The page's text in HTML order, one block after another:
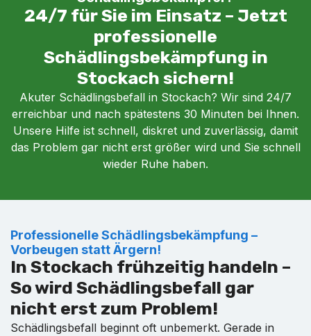
24/7 für Sie im Einsatz – Jetzt
professionelle
Schädlingsbekämpfung in
Stockach sichern!
Akuter Schädlingsbefall in Stockach? Wir sind 24/7
erreichbar und nach spätestens 30 Minuten bei Ihnen.
Unsere Hilfe ist schnell, diskret und zuverlässig, damit
das Problem gar nicht erst größer wird und Sie schnell
wieder Ruhe haben.
Professionelle Schädlingsbekämpfung –
Vorbeugen statt Ärgern!
In Stockach frühzeitig handeln –
So wird Schädlingsbefall gar
nicht erst zum Problem!
Schädlingsbefall beginnt oft unbemerkt. Gerade in